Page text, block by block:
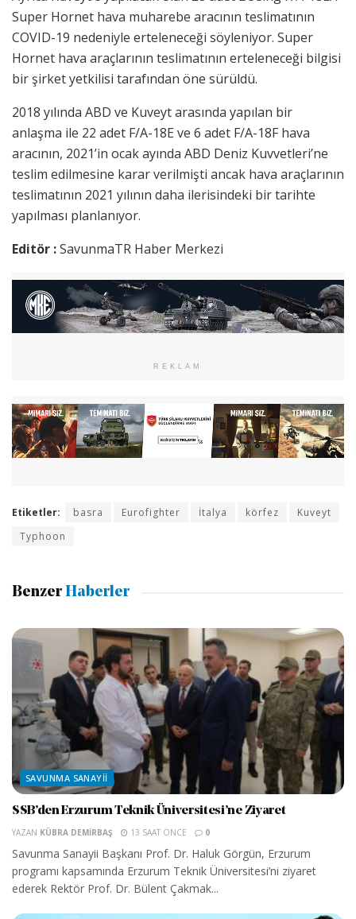
Super Hornet hava muharebe aracının teslimatının
COVID-19 nedeniyle erteleneceği söyleniyor. Super
Hornet hava araçlarının teslimatının erteleneceği bilgisi
bir şirket yetkilisi tarafından öne sürüldü.
2018 yılında ABD ve Kuveyt arasında yapılan bir
anlaşma ile 22 adet F/A-18E ve 6 adet F/A-18F hava
aracının, 2021’in ocak ayında ABD Deniz Kuvvetleri’ne
teslim edilmesine karar verilmişti ancak hava araçlarının
teslimatının 2021 yılının daha ilerisindeki bir tarihte
yapılması planlanıyor.
Editör :SavunmaTR Haber Merkezi
REKLAM
Etiketler: basra Eurofighter İtalya körfez
Kuveyt
Typhoon
Benzer Haberler
SAVUNMA SANAYII
SSB’den Erzurum Teknik Üniversitesi’ne Ziyaret
YAZAN KÜBRA DEMIRBAŞ 13 SAAT ÖNCE 0
Savunma Sanayii Başkanı Prof. Dr. Haluk Görgün, Erzurum
programı kapsamında Erzurum Teknik Üniversitesi’ni ziyaret
ederek Rektör Prof. Dr. Bülent Çakmak...